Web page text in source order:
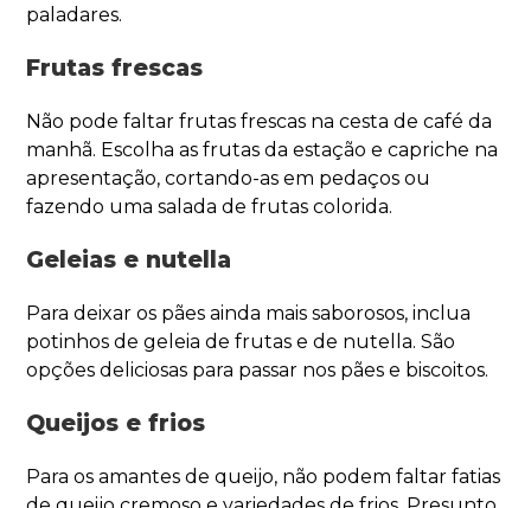
paladares.
Frutas frescas
Não pode faltar frutas frescas na cesta de café da
manhã. Escolha as frutas da estação e capriche na
apresentação, cortando-as em pedaços ou
fazendo uma salada de frutas colorida.
Geleias e nutella
Para deixar os pães ainda mais saborosos, inclua
potinhos de geleia de frutas e de nutella. São
opções deliciosas para passar nos pães e biscoitos.
Queijos e frios
Para os amantes de queijo, não podem faltar fatias